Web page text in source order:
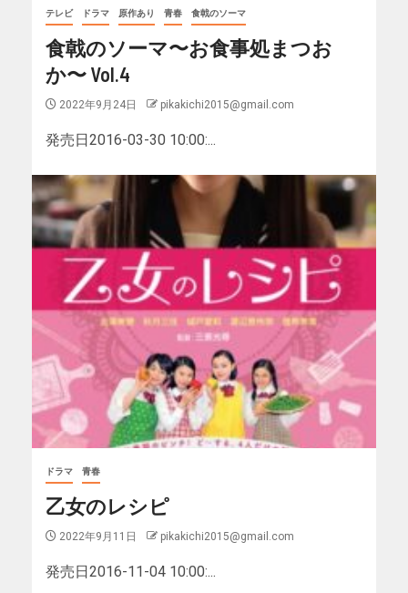
テレビ ドラマ 原作あり 青春 食戟のソーマ
食戟のソーマ〜お食事処まつお
か〜 Vol.4
2022年9月24日 pikakichi2015@gmail.com
発売日2016-03-30 10:00:...
ドラマ 青春
乙女のレシピ
2022年9月11日 pikakichi2015@gmail.com
発売日2016-11-04 10:00:...